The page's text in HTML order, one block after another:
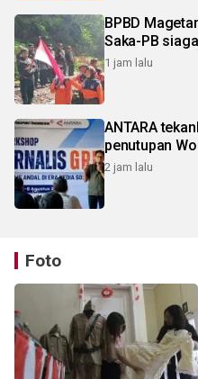
BPBD
Saka-PB
1 jam lalu
ANTARA
penutupan
2 jam lalu
Foto